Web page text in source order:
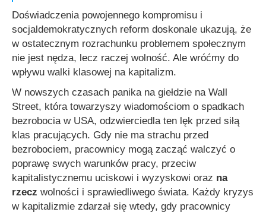
Doświadczenia powojennego kompromisu i
socjaldemokratycznych reform doskonale ukazują, że
w ostatecznym rozrachunku problemem społecznym
nie jest nędza, lecz raczej wolność. Ale wróćmy do
wpływu walki klasowej na kapitalizm.
W nowszych czasach panika na giełdzie na Wall
Street, która towarzyszy wiadomościom o spadkach
bezrobocia w USA, odzwierciedla ten lęk przed siłą
klas pracujących. Gdy nie ma strachu przed
bezrobociem, pracownicy mogą zacząć walczyć o
poprawę swych warunków pracy, przeciw
kapitalistycznemu uciskowi i wyzyskowi oraz na
rzecz wolności i sprawiedliwego świata. Każdy kryzys
w kapitalizmie zdarzał się wtedy, gdy pracownicy